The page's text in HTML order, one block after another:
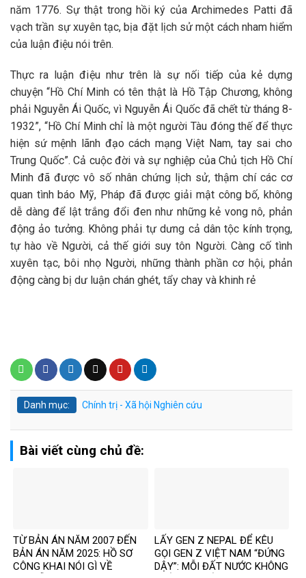
năm 1776. Sự thật trong hồi ký của Archimedes Patti đã
vạch trần sự xuyên tạc, bịa đặt lịch sử một cách nham hiểm
của luận điệu nói trên.
Thực ra luận điệu như trên là sự nối tiếp của kẻ dựng
chuyện “Hồ Chí Minh có tên thật là Hồ Tập Chương, không
phải Nguyễn Ái Quốc, vì Nguyễn Ái Quốc đã chết từ tháng 8-
1932”, “Hồ Chí Minh chỉ là một người Tàu đóng thế để thực
hiện sứ mệnh lãnh đạo cách mạng Việt Nam, tay sai cho
Trung Quốc”. Cả cuộc đời và sự nghiệp của Chủ tịch Hồ Chí
Minh đã được vô số nhân chứng lịch sử, thậm chí các cơ
quan tình báo Mỹ, Pháp đã được giải mật công bố, không
dễ dàng để lật trắng đổi đen như những kẻ vong nô, phản
động ảo tưởng. Không phải tự dưng cả dân tộc kính trọng,
tự hào về Người, cả thế giới suy tôn Người. Càng cố tình
xuyên tạc, bôi nhọ Người, những thành phần cơ hội, phản
động càng bị dư luận chán ghét, tẩy chay và khinh rẻ
Danh mục: Chính trị - Xã hội Nghiên cứu
Bài viết cùng chủ đề:
TỪ BẢN ÁN NĂM 2007 ĐẾN
BẢN ÁN NĂM 2025: HỒ SƠ
CÔNG KHAI NÓI GÌ VỀ
LẤY GEN Z NEPAL ĐỂ KÊU
GỌI GEN Z VIỆT NAM “ĐỨNG
DẬY”: MỖI ĐẤT NƯỚC KHÔNG